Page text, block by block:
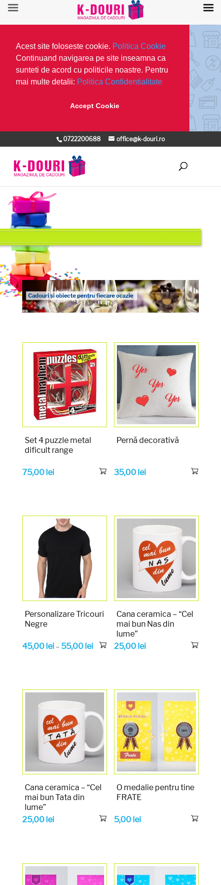
Acest site foloseste cookie. Politica Cookie
Continuand navigarea pe site inseamna ca
sunteti de acord cu politicile noastre. Pentru
mai multe detalii: Politica Confidentialitate
Accept Cookie
0722200688 office@k-douri.ro
Set 4 puzzle metal
dificult range
75,00 lei
Pernă decorativă
35,00 lei
Personalizare Tricouri
Negre
45,00 lei– 55,00 lei
Cana ceramica – “Cel
mai bun Nas din
lume”
25,00 lei
Cana ceramica – “Cel
mai bun Tata din
lume”
25,00 lei
O medalie pentru tine
FRATE
5,00 lei